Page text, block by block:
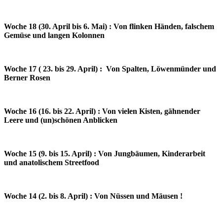
Woche 18 (30. April bis 6. Mai) : Von flinken Händen, falschem
Gemüse und langen Kolonnen
Woche 17 ( 23. bis 29. April) : Von Spalten, Löwenmünder und
Berner Rosen
Woche 16 (16. bis 22. April) : Von vielen Kisten, gähnender
Leere und (un)schönen Anblicken
Woche 15 (9. bis 15. April) : Von Jungbäumen, Kinderarbeit
und anatolischem Streetfood
Woche 14 (2. bis 8. April) : Von Nüssen und Mäusen !